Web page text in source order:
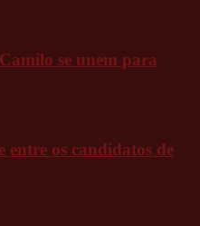
se unem para
entre os candidatos de